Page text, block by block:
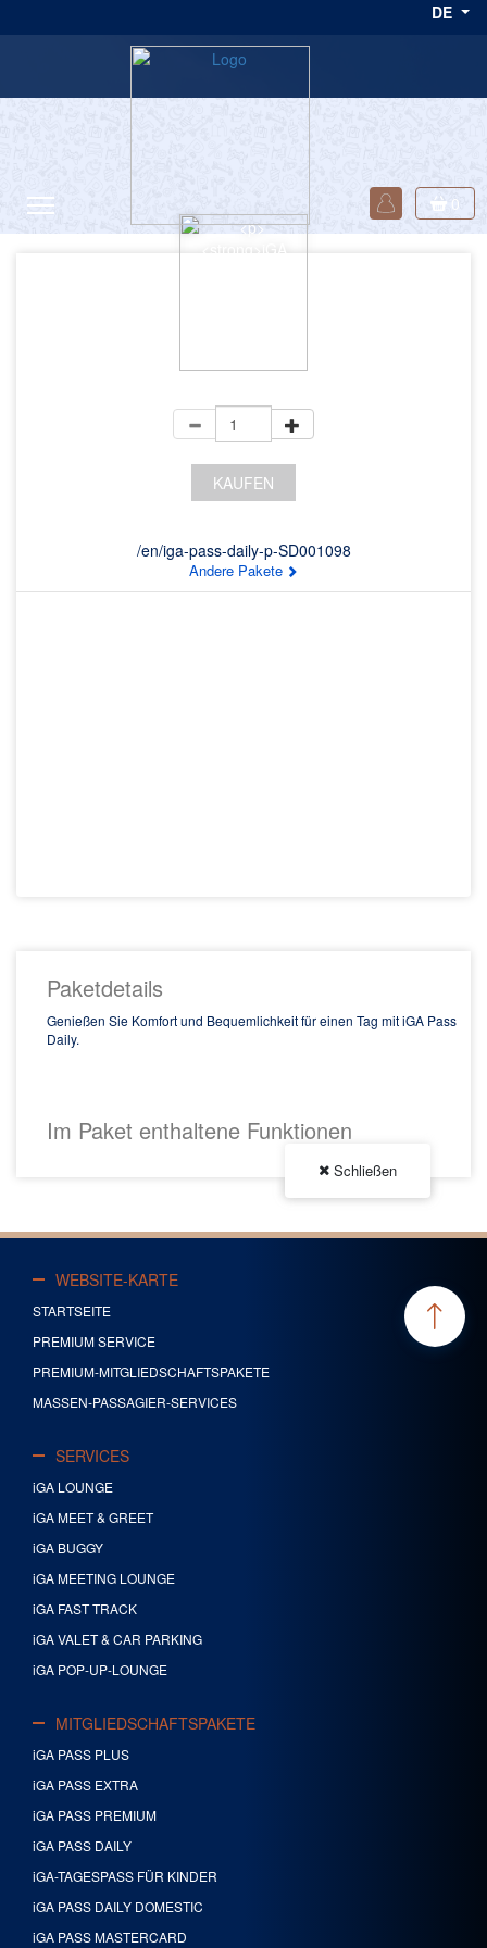
DE
0
KAUFEN
/en/iga-pass-daily-p-SD001098
Andere Pakete
Paketdetails
Genießen Sie Komfort und Bequemlichkeit für einen Tag mit iGA Pass
Daily.
Im Paket enthaltene Funktionen
Schließen
WEBSITE-KARTE
STARTSEITE
PREMIUM SERVICE
PREMIUM-MITGLIEDSCHAFTSPAKETE
MASSEN-PASSAGIER-SERVICES
SERVICES
iGA LOUNGE
iGA MEET & GREET
iGA BUGGY
iGA MEETING LOUNGE
iGA FAST TRACK
iGA VALET & CAR PARKING
iGA POP-UP-LOUNGE
MITGLIEDSCHAFTSPAKETE
iGA PASS PLUS
iGA PASS EXTRA
iGA PASS PREMIUM
iGA PASS DAILY
iGA-TAGESPASS FÜR KINDER
iGA PASS DAILY DOMESTIC
iGA PASS MASTERCARD